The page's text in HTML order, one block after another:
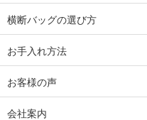
横断バッグの選び方
お手入れ方法
お客様の声
会社案内